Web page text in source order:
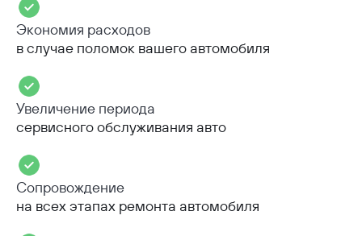
Экономия расходов
в случае поломок вашего автомобиля
Увеличение периода
сервисного обслуживания авто
Сопровождение
на всех этапах ремонта автомобиля